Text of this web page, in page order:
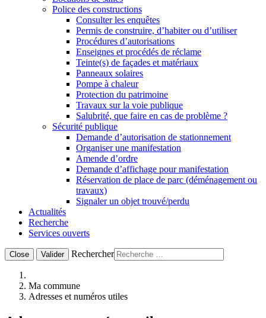
Police des constructions
Consulter les enquêtes
Permis de construire, d’habiter ou d’utiliser
Procédures d’autorisations
Enseignes et procédés de réclame
Teinte(s) de façades et matériaux
Panneaux solaires
Pompe à chaleur
Protection du patrimoine
Travaux sur la voie publique
Salubrité, que faire en cas de problème ?
Sécurité publique
Demande d’autorisation de stationnement
Organiser une manifestation
Amende d’ordre
Demande d’affichage pour manifestation
Réservation de place de parc (déménagement ou
travaux)
Signaler un objet trouvé/perdu
Actualités
Recherche
Services ouverts
Close Valider Rechercher
Ma commune
Adresses et numéros utiles